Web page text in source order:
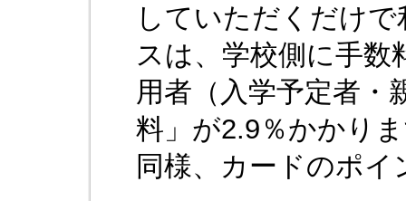
していただくだけ
スは、学校側に手
用者（入学予定者・
料」が2.9％かかり
同様、カードのポ